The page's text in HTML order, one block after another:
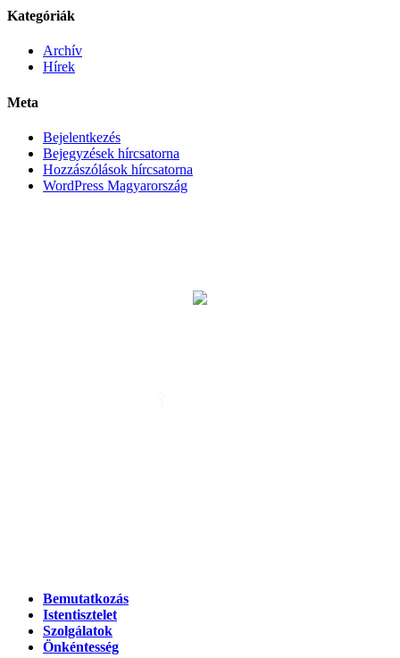
Kategóriák
Archív
Hírek
Meta
Bejelentkezés
Bejegyzések hírcsatorna
Hozzászólások hírcsatorna
WordPress Magyarország
Bemutatkozás
Istentisztelet
Szolgálatok
Önkéntesség